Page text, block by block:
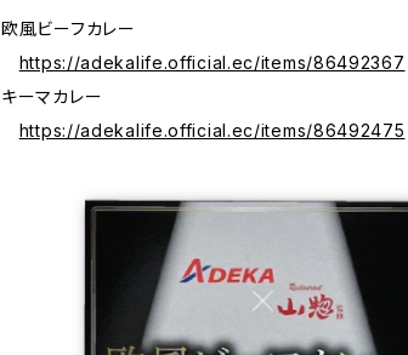
欧風ビーフカレー
https://adekalife.official.ec/items/86492367
キーマカレー
https://adekalife.official.ec/items/86492475